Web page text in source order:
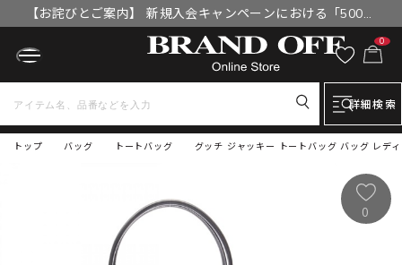
【お詫びとご案内】 新規入会キャンペーンにおける「500円
OFFクーポン」付与漏れと補填について
0
詳細検索
トップ グッチ ジャッキー トートバッグ バッグ レデ
バッグ トートバッグ
0